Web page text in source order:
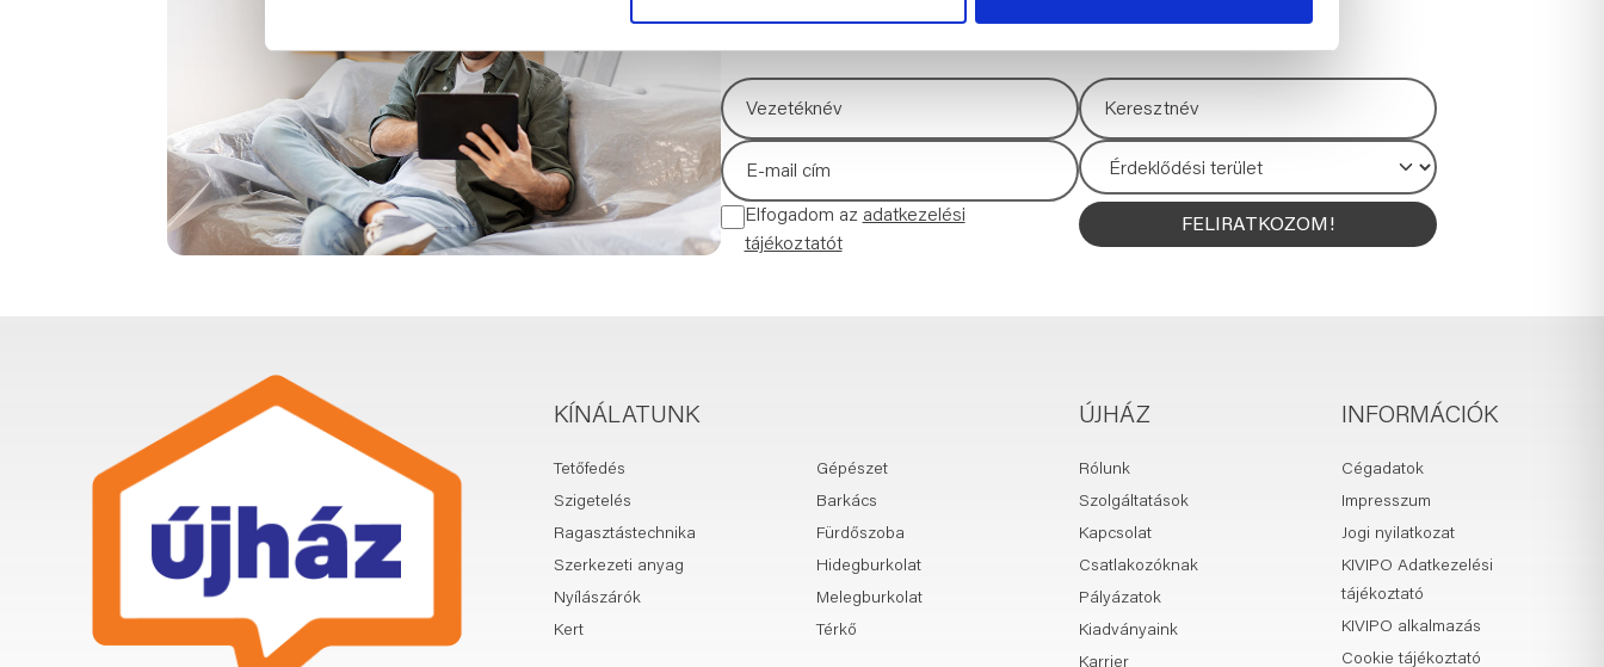
Elfogadom az adatkezelési
tájékoztatót
FELIRATKOZOM!
KÍNÁLATUNK
Tetőfedés
Szigetelés
Ragasztástechnika
Szerkezeti anyag
Nyílászárók
Kert
Gépészet
Barkács
Fürdőszoba
Hidegburkolat
Melegburkolat
Térkő
ÚJHÁZ
Rólunk
Szolgáltatások
Kapcsolat
Csatlakozóknak
Pályázatok
Kiadványaink
Karrier
INFORMÁCIÓK
Cégadatok
Impresszum
Jogi nyilatkozat
KIVIPO Adatkezelési
tájékoztató
KIVIPO alkalmazás
Cookie tájékoztató